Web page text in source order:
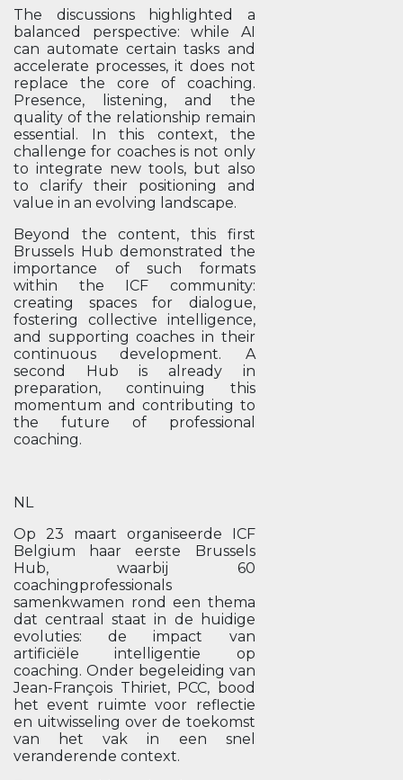
The discussions highlighted a
balanced perspective: while AI
can automate certain tasks and
accelerate processes, it does not
replace the core of coaching.
Presence, listening, and the
quality of the relationship remain
essential. In this context, the
challenge for coaches is not only
to integrate new tools, but also
to clarify their positioning and
value in an evolving landscape.
Beyond the content, this first
Brussels Hub demonstrated the
importance of such formats
within the ICF community:
creating spaces for dialogue,
fostering collective intelligence,
and supporting coaches in their
continuous development. A
second Hub is already in
preparation, continuing this
momentum and contributing to
the future of professional
coaching.
NL
Op 23 maart organiseerde ICF
Belgium haar eerste Brussels
Hub, waarbij 60
coachingprofessionals
samenkwamen rond een thema
dat centraal staat in de huidige
evoluties: de impact van
artificiële intelligentie op
coaching. Onder begeleiding van
Jean-François Thiriet, PCC, bood
het event ruimte voor reflectie
en uitwisseling over de toekomst
van het vak in een snel
veranderende context.